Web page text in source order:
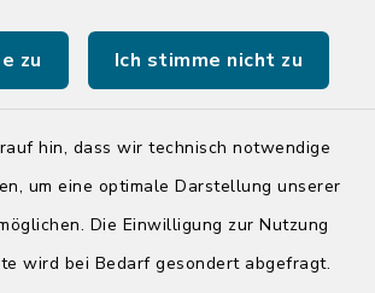
zu Ich stimme nicht zu
hin, dass wir technisch notwendige
um eine optimale Darstellung unserer
Die Einwilligung zur Nutzung
wird bei Bedarf gesondert abgefragt.
der Stadt Bad Segeberg